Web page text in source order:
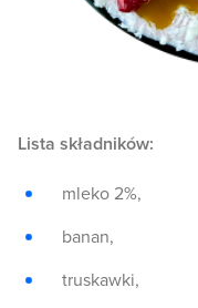
Lista składników:
mleko 2%,
banan,
truskawki,